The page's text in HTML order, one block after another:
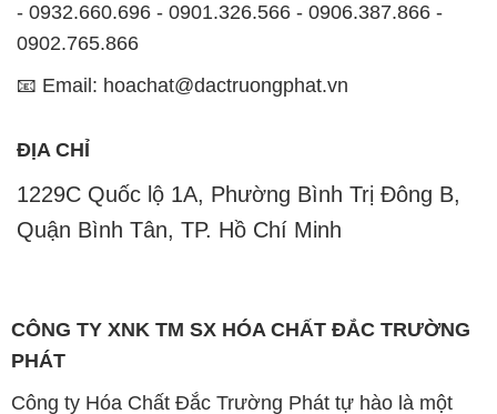
- 0932.660.696 - 0901.326.566 - 0906.387.866 -
0902.765.866
📧 Email: hoachat@dactruongphat.vn
ĐỊA CHỈ
1229C Quốc lộ 1A, Phường Bình Trị Đông B,
Quận Bình Tân, TP. Hồ Chí Minh
CÔNG TY XNK TM SX HÓA CHẤT ĐẮC TRƯỜNG
PHÁT
Công ty Hóa Chất Đắc Trường Phát tự hào là một